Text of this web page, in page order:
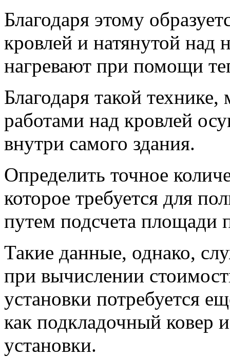
Благодаря этому
кровлей и натянутой над
нагревают при помощи
Благодаря такой
работами над кровлей
внутри самого здания.
Определить точное
которое требуется для
путем подсчета площади
Такие данные, однако,
при вычислении
установки потребуется
как подкладочный ковер
установки.